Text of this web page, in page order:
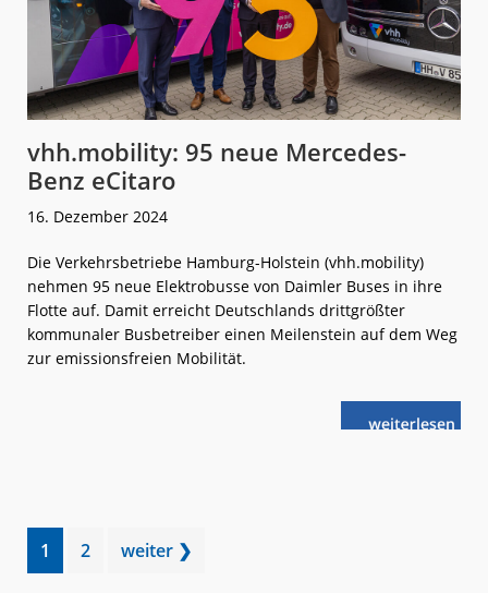
vhh.mobility: 95 neue Mercedes-
Benz eCitaro
16. Dezember 2024
Die Verkehrsbetriebe Hamburg-Holstein (vhh.mobility)
nehmen 95 neue Elektrobusse von Daimler Buses in ihre
Flotte auf. Damit erreicht Deutschlands drittgrößter
kommunaler Busbetreiber einen Meilenstein auf dem Weg
zur emissionsfreien Mobilität.
weiterlese
nvhh.mobility:
Go
to
1
Go
2 weiter ❯